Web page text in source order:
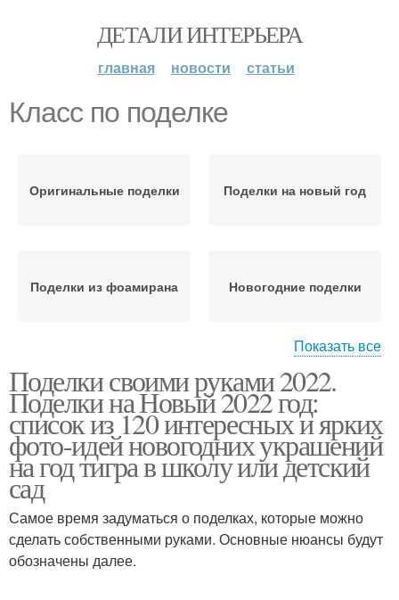
ДЕТАЛИ ИНТЕРЬЕРА
главная новости статьи
Класс по поделке
Оригинальные поделки Поделки на новый год
Поделки из фоамирана Новогодние поделки
Поделки в школу Поделки в садик
Поделки из бисера Поделки к новому году
Показать все
Поделки своими руками 2022.
Поделки на Новый 2022 год:
список из 120 интересных и ярких
фото-идей новогодних украшений
на год тигра в школу или детский
сад
Самое время задуматься о поделках, которые можно
сделать собственными руками. Основные нюансы будут
обозначены далее.